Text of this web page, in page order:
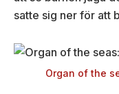
satte sig ner för att
Organ of the